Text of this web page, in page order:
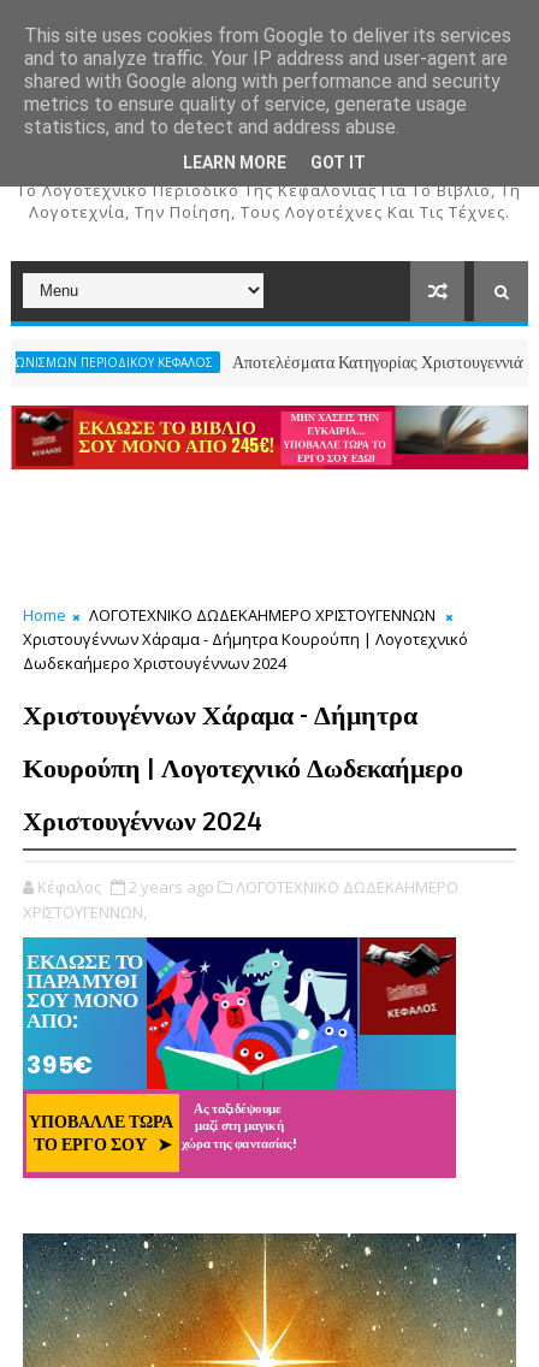
ΚΕΦΑΛΟΣ
To Λογοτεχνικό Περιοδικό Της Κεφαλονιάς Για Το Βιβλίο, Τη
Λογοτεχνία, Την Ποίηση, Τους Λογοτέχνες Και Τις Τέχνες.
ΚΕΦΑΛΟΣ Αποτελέσματα Κατηγορίας Χριστουγεννιάτικου
Home
ΛΟΓΟΤΕΧΝΙΚΟ ΔΩΔΕΚΑΗΜΕΡΟ ΧΡΙΣΤΟΥΓΕΝΝΩΝ
Χριστουγέννων Χάραμα - Δήμητρα Κουρούπη | Λογοτεχνικό
Δωδεκαήμερο Χριστουγέννων 2024
Χριστουγέννων Χάραμα - Δήμητρα
Κουρούπη | Λογοτεχνικό Δωδεκαήμερο
Χριστουγέννων 2024
Κέφαλος 2 years ago
ΛΟΓΟΤΕΧΝΙΚΟ ΔΩΔΕΚΑΗΜΕΡΟ
ΧΡΙΣΤΟΥΓΕΝΝΩΝ,
This site uses cookies from Google to deliver its services
and to analyze traffic. Your IP address and user-agent are
shared with Google along with performance and security
metrics to ensure quality of service, generate usage
statistics, and to detect and address abuse.
LEARN MORE GOT IT